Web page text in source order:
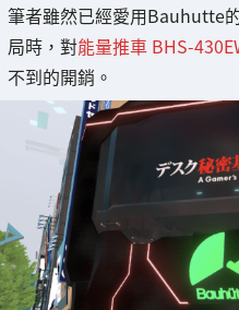
筆者雖然已經愛用Bauhutte
局時，對能量推車 BHS-
不到的開銷。